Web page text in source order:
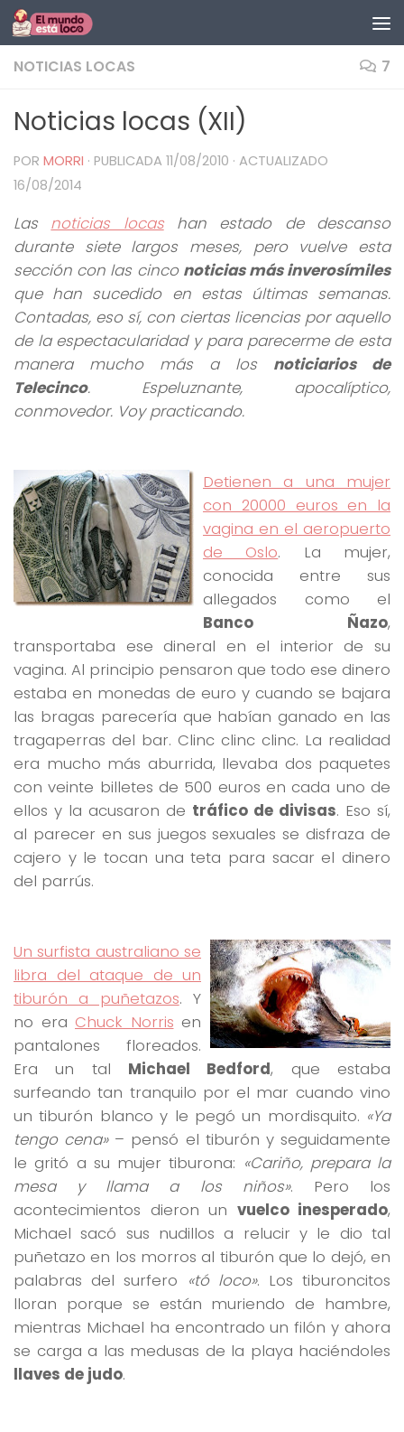
Saltar al contenido
NOTICIAS LOCAS 7
Noticias locas (XII)
POR MORRI · PUBLICADA 11/08/2010 · ACTUALIZADO
16/08/2014
Las noticias locashan estado de descanso
durante siete largos meses, pero vuelve esta
sección con las cinco noticias más inverosímiles
que han sucedido en estas últimas semanas.
Contadas, eso sí, con ciertas licencias por aquello
de la espectacularidad y para parecerme de esta
manera mucho más a los noticiarios de
Telecinco. Espeluznante, apocalíptico,
conmovedor. Voy practicando.
Detienen a una mujer
con 20000 euros en la
vagina en el aeropuerto
de Oslo. La mujer,
conocida entre sus
allegados como el
Banco Ñazo,
transportaba ese dineral en el interior de su
vagina. Al principio pensaron que todo ese dinero
estaba en monedas de euro y cuando se bajara
las bragas parecería que habían ganado en las
tragaperras del bar. Clinc clinc clinc. La realidad
era mucho más aburrida, llevaba dos paquetes
con veinte billetes de 500 euros en cada uno de
ellos y la acusaron de tráfico de divisas. Eso sí,
al parecer en sus juegos sexuales se disfraza de
cajero y le tocan una teta para sacar el dinero
del parrús.
Un surfista australiano se
libra del ataque de un
tiburón a puñetazos. Y
no era Chuck Norris en
pantalones floreados.
Era un tal Michael Bedford, que estaba
surfeando tan tranquilo por el mar cuando vino
un tiburón blanco y le pegó un mordisquito. «Ya
tengo cena»– pensó el tiburón y seguidamente
le gritó a su mujer tiburona: «Cariño, prepara la
mesa y llama a los niños». Pero los
acontecimientos dieron un vuelco inesperado,
Michael sacó sus nudillos a relucir y le dio tal
puñetazo en los morros al tiburón que lo dejó, en
palabras del surfero «tó loco». Los tiburoncitos
lloran porque se están muriendo de hambre,
mientras Michael ha encontrado un filón y ahora
se carga a las medusas de la playa haciéndoles
llaves de judo.